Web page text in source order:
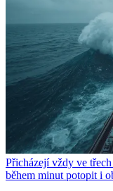
Přicházejí vždy ve
během minut potopit i